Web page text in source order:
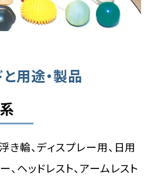
用途・製品
き輪、ディスプレー用、日用
、ヘッドレスト、アームレスト